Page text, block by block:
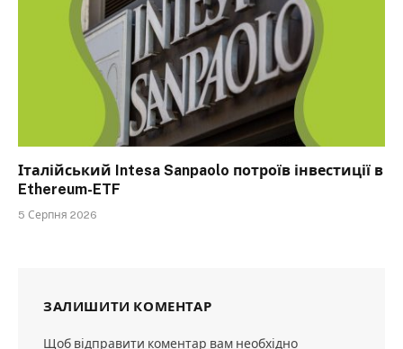
Італійський Intesa Sanpaolo потроїв інвестиції в
Ethereum-ETF
5 Серпня 2026
ЗАЛИШИТИ КОМЕНТАР
Щоб відправити коментар вам необхідно